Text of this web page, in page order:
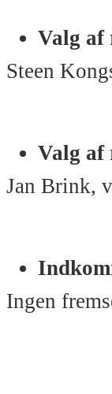
Valg af
Steen
Valg af
Jan Brink,
Ingen